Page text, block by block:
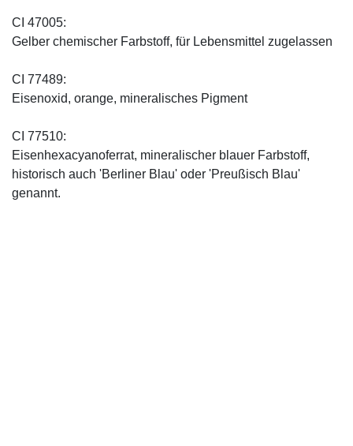
CI 47005:
Gelber chemischer Farbstoff, für Lebensmittel zugelassen
CI 77489:
Eisenoxid, orange, mineralisches Pigment
CI 77510:
Eisenhexacyanoferrat, mineralischer blauer Farbstoff,
historisch auch 'Berliner Blau' oder 'Preußisch Blau'
genannt.